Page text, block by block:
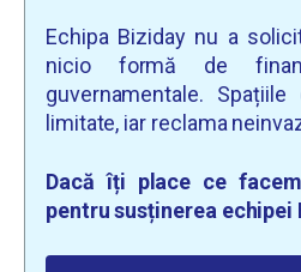
Echipa Biziday nu a
nicio formă de
guvernamentale.
limitate, iar reclama
Dacă îți place ce
pentru susținerea echipei